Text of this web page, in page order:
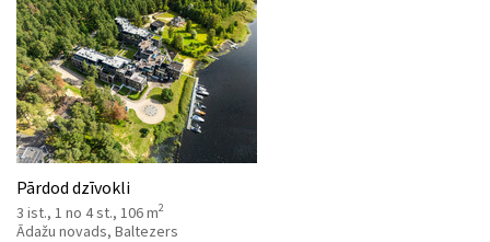
Pārdod dzīvokli
3 ist., 1 no 4 st., 106 m2
Ādažu novads, Baltezers